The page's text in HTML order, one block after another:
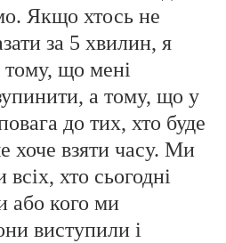
Якщо хтось не
за 5 хвилин, я
тому, що мені
а тому, що у
до тих, хто буде
хоче взяти часу. Ми
хто сьогодні
або кого ми
виступили і